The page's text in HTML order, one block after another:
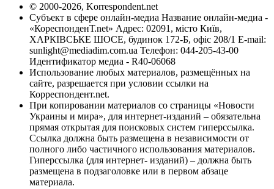
© 2000-2026, Korrespondent.net
Субъект в сфере онлайн-медиа Название онлайн-медиа -
«КореспонденТ.net» Адрес: 02091, місто Київ,
ХАРКІВСЬКЕ ШОСЕ, будинок 172-Б, офіс 208/1 E-mail:
sunlight@mediadim.com.ua Телефон: 044-205-43-00
Идентификатор медиа - R40-06068
Использование любых материалов, размещённых на
сайте, разрешается при условии ссылки на
Корреспондент.net.
При копировании материалов со страницы «Новости
Украины и мира», для интернет-изданий – обязательна
прямая открытая для поисковых систем гиперссылка.
Ссылка должна быть размещена в независимости от
полного либо частичного использования материалов.
Гиперссылка (для интернет- изданий) – должна быть
размещена в подзаголовке или в первом абзаце
материала.